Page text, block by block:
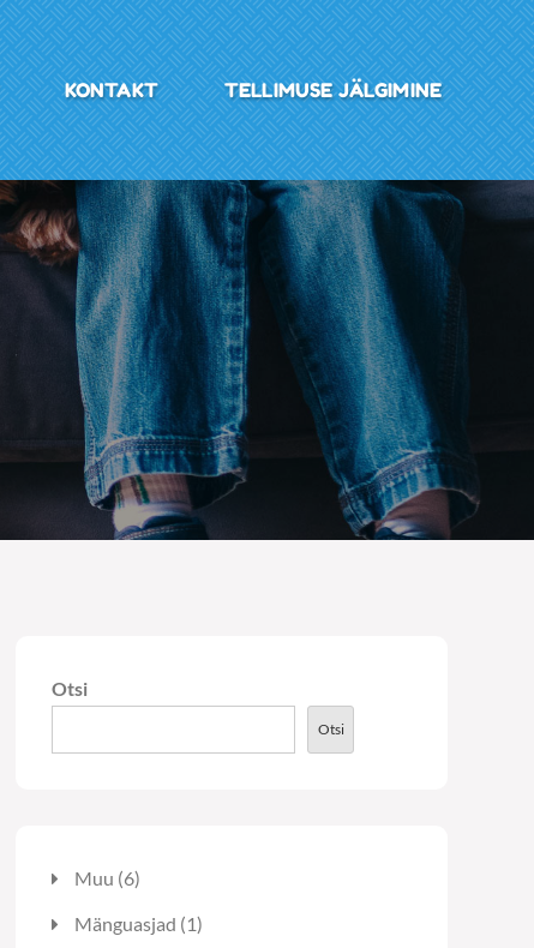
KONTAKT TELLIMUSE JÄLGIMINE
Otsi
Otsi
Muu 66
toodet
Mänguasjad 11